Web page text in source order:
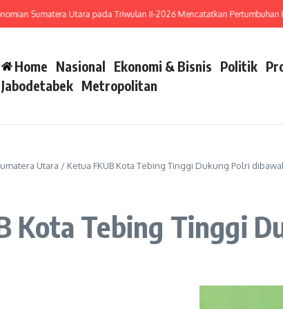
Sumatera Utara pada Triwulan II-2026 Mencatatkan Pertumbuhan
Home Nasional Ekonomi & Bisnis Politik
Jabodetabek Metropolitan
Utara / Ketua FKUB Kota Tebing Tinggi Dukung Polri
Kota Tebing Tinggi